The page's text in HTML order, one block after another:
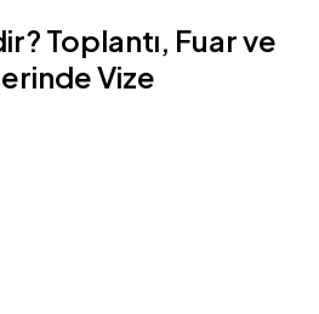
Toplantı, Fuar ve
Vize